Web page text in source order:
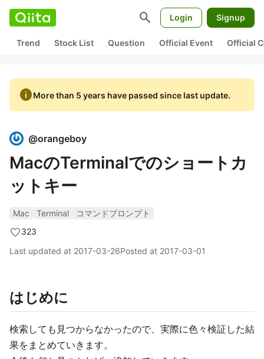
search Login Signup
Trend Stock List Question Official Event Official
infoMore than 5 years have passed since last update.
@orangeboy
MacのTerminalでのショートカ
ットキー
Mac Terminal
コマンドプロンプト
323
Last updated at 2017-03-26Posted at 2017-03-01
はじめに
検索しても見つからなかったので、実際に色々検証した結
果をまとめていきます。